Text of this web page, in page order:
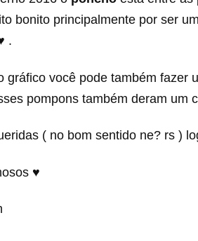
bonito principalmente por ser
.
gráfico você pode também fazer
pompons também deram um
( no bom sentido ne? rs )
♥